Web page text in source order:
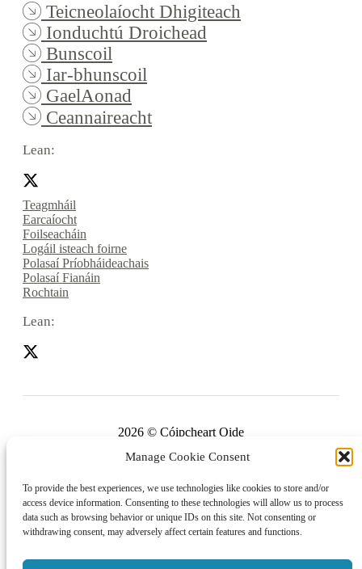
Manage Cookie Consent
To provide the best experiences, we use technologies like cookies to store and/or
access device information. Consenting to these technologies will allow us to process
data such as browsing behavior or unique IDs on this site. Not consenting or
withdrawing consent, may adversely affect certain features and functions.
Teicneolaíocht Dhigiteach
Ionduchtú Droichead
Bunscoil
Iar-bhunscoil
GaelAonad
Ceannaireacht
Lean:
Teagmháil
Earcaíocht
Foilseacháin
Logáil isteach foirne
Polasaí Príobháideachais
Polasaí Fianáin
Rochtain
Lean:
2026 © Cóipcheart Oide
Scoilnet
An Roinn Oideachais agus Óige
An Chomhairle Náisiúnta Curaclaim agus Measúnachta
(CNCM)
Curaclam ar líne